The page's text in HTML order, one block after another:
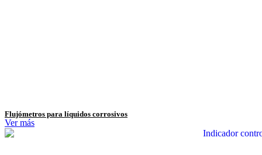
Flujómetros para líquidos corrosivos
Ver más